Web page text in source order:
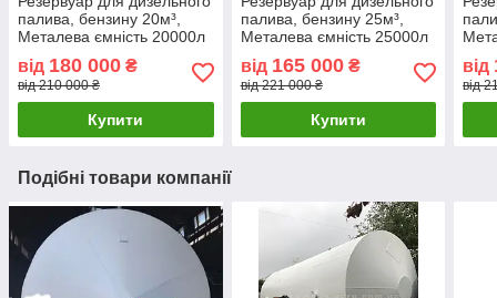
палива, бензину 20м³,
Металева ємність 20000л
від 180 000 ₴
від 210 000 ₴
Купити
палива, бензину 25м³,
Металева ємність 25000л
від 165 000₴
від 221 000 ₴
Купити
від
від
Подібні товари компанії